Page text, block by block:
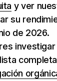
y ver
su
de 2026.